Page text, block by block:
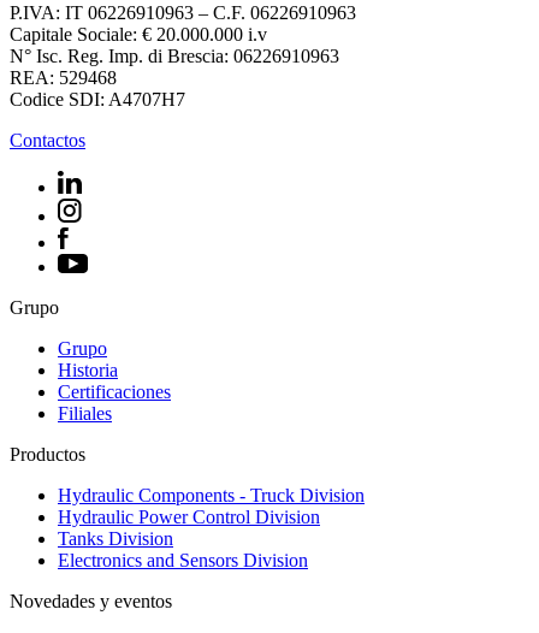
P.IVA: IT 06226910963 – C.F. 06226910963
Capitale Sociale: € 20.000.000 i.v
N° Isc. Reg. Imp. di Brescia: 06226910963
REA: 529468
Codice SDI: A4707H7
Contactos
Grupo
Grupo
Historia
Certificaciones
Filiales
Productos
Hydraulic Components - Truck Division
Hydraulic Power Control Division
Tanks Division
Electronics and Sensors Division
Novedades y eventos